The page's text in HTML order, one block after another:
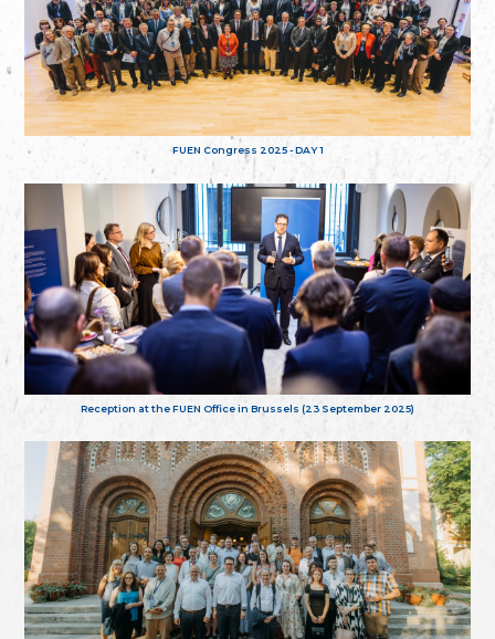
FUEN Congress 2025 - DAY 1
Reception at the FUEN Office in Brussels (23 September 2025)